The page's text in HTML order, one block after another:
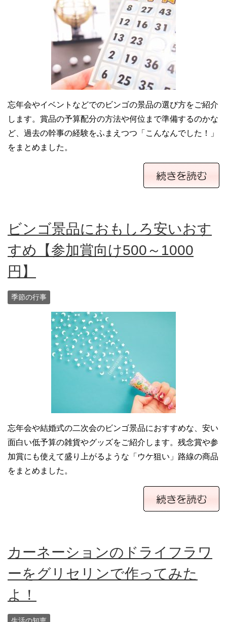
忘年会やイベントなどでのビンゴの景品の選び方をご紹介
します。賞品の予算配分の方法や何位まで準備するのかな
ど、過去の幹事の経験をふまえつつ「こんなんでした！」
をまとめました。
ビンゴ景品におもしろ安いおす
すめ【参加賞向け500～1000
円】
季節の行事
忘年会や結婚式の二次会のビンゴ景品におすすめな、安い
面白い低予算の雑貨やグッズをご紹介します。残念賞や参
加賞にも使えて盛り上がるような「ウケ狙い」路線の商品
をまとめました。
カーネーションのドライフラワ
ーをグリセリンで作ってみた
よ！